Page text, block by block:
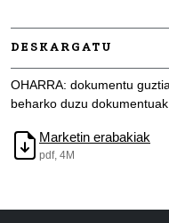
DESKARGATU
OHARRA: dokumentu
beharko duzu dokumentuak
Marketin erabakiak
pdf, 4M